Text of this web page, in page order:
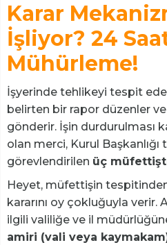
Karar
İşliyor? 24
Mühürleme!
İşyerinde tehlikeyi tespit
belirten bir rapor düzenler ve
gönderir. İşin durdurulması
olan merci, Kurul Başkanlığı
görevlendirilen üç
Heyet, müfettişin
kararını oy çokluğuyla verir.
ilgili valiliğe ve il
amiri (vali veya